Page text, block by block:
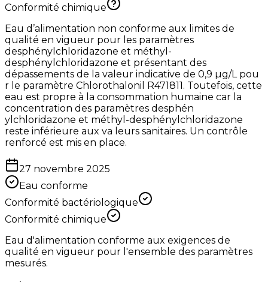
Conformité chimique
Eau d’alimentation non conforme aux limites de
qualité en vigueur pour les paramètres
desphénylchloridazone et méthyl-
desphénylchloridazone et présentant des
dépassements de la valeur indicative de 0,9 µg/L pou
r le paramètre Chlorothalonil R471811. Toutefois, cette
eau est propre à la consommation humaine car la
concentration des paramètres desphén
ylchloridazone et méthyl-desphénylchloridazone
reste inférieure aux va leurs sanitaires. Un contrôle
renforcé est mis en place.
27 novembre 2025
Eau conforme
Conformité bactériologique
Conformité chimique
Eau d'alimentation conforme aux exigences de
qualité en vigueur pour l'ensemble des paramètres
mesurés.